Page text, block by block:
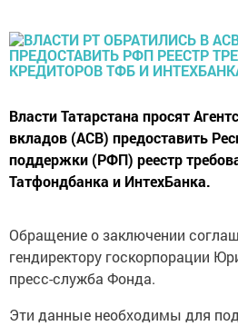
Власти Татарстана просят
вкладов (АСВ) предоставить
поддержки (РФП) реестр
Татфондбанка и ИнтехБанка.
Обращение о заключении
гендиректору госкорпорации
пресс-служба Фонда.
Эти данные необходимы для